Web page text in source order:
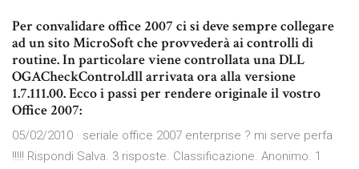
Per convalidare office 2007 ci si deve sempre collegare
ad un sito MicroSoft che provvederà ai controlli di
routine. In particolare viene controllata una DLL
OGACheckControl.dll arrivata ora alla versione
1.7.111.00. Ecco i passi per rendere originale il vostro
Office 2007:
05/02/2010 · seriale office 2007 enterprise ? mi serve perfa
!!!!! Rispondi Salva. 3 risposte. Classificazione. Anonimo. 1